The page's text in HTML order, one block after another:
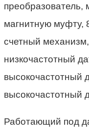
преобразователь,
магнитную муфту,
счетный
низкочастотный
высокочастотный
высокочастотный
Работающий под